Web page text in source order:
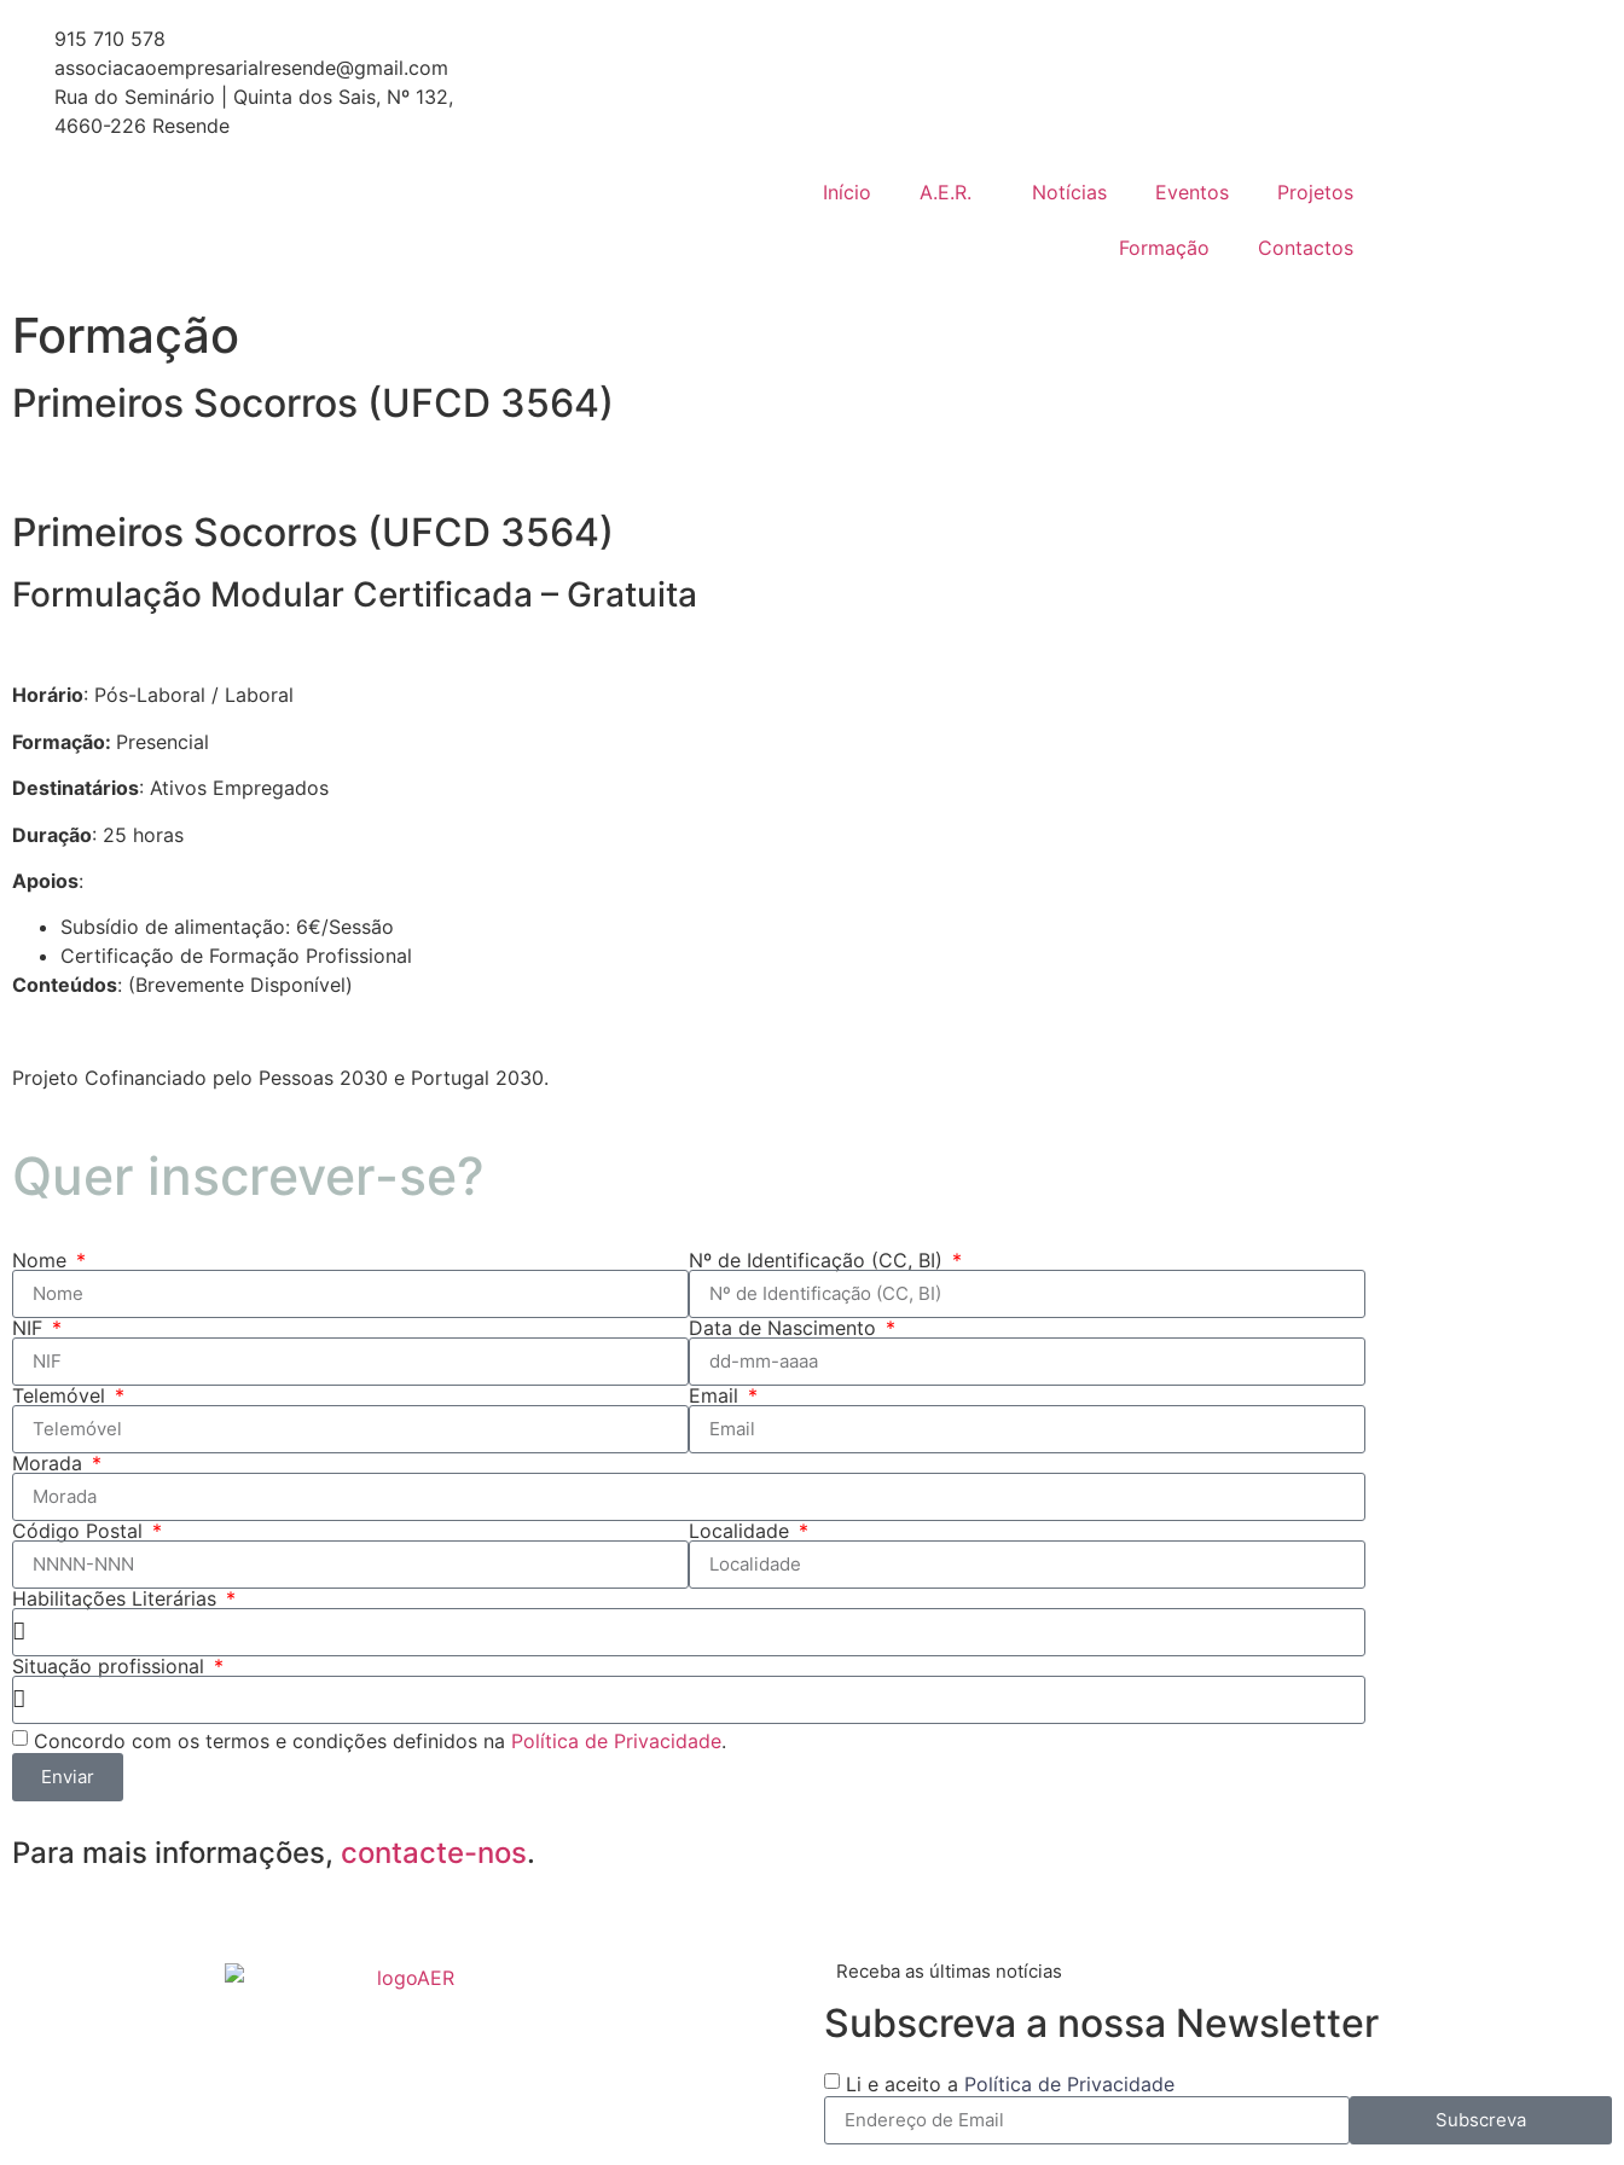
915 710 578
associacaoempresarialresende@gmail.com
Rua do Seminário | Quinta dos Sais, Nº 132,
4660-226 Resende
Início A.E.R. Notícias Eventos Projetos
Formação Contactos
Formação
Primeiros Socorros (UFCD 3564)
Primeiros Socorros (UFCD 3564)
Formulação Modular Certificada – Gratuita
Horário: Pós-Laboral / Laboral
Formação: Presencial
Destinatários: Ativos Empregados
Duração: 25 horas
Apoios:
Subsídio de alimentação: 6€/Sessão
Certificação de Formação Profissional
Conteúdos: (Brevemente Disponível)
Projeto Cofinanciado pelo Pessoas 2030 e Portugal 2030.
Quer inscrever-se?
Nome Nº de Identificação (CC, BI)
NIF Data de Nascimento
Telemóvel Email
Morada
Código Postal Localidade
Habilitações Literárias
Situação profissional
Concordo com os termos e condições definidos na Política de Privacidade.
Enviar
Para mais informações, contacte-nos.
Receba as últimas notícias
Subscreva a nossa Newsletter
Li e aceito a Política de Privacidade
Subscreva